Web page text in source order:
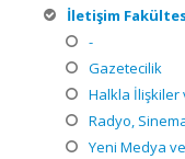
İletişim
-
Gazetecilik
Halkla İlişkiler
Radyo,
Yeni Medya